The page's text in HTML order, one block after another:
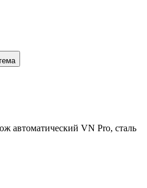
автоматический VN Pro, сталь